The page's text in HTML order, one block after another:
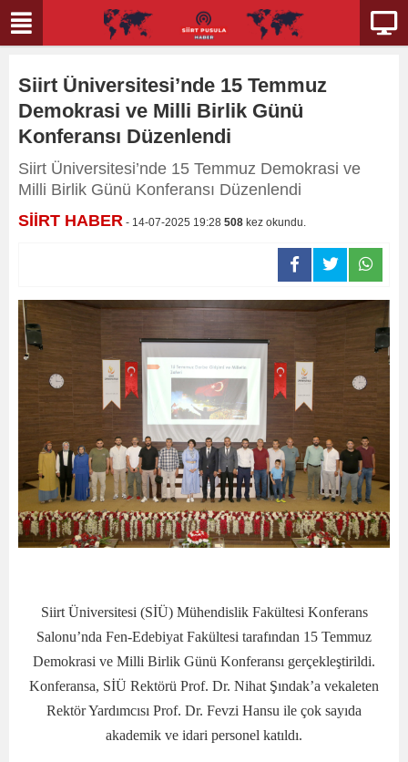
Siirt Üniversitesi’nde 15 Temmuz
Demokrasi ve Milli Birlik Günü
Konferansı Düzenlendi
Siirt Üniversitesi’nde 15 Temmuz Demokrasi ve
Milli Birlik Günü Konferansı Düzenlendi
SİİRT HABER - 14-07-2025 19:28 508 kez okundu.
Siirt Üniversitesi (SİÜ) Mühendislik Fakültesi Konferans
Salonu’nda Fen-Edebiyat Fakültesi tarafından 15 Temmuz
Demokrasi ve Milli Birlik Günü Konferansı gerçekleştirildi.
Konferansa, SİÜ Rektörü Prof. Dr. Nihat Şındak’a vekaleten
Rektör Yardımcısı Prof. Dr. Fevzi Hansu ile çok sayıda
akademik ve idari personel katıldı.